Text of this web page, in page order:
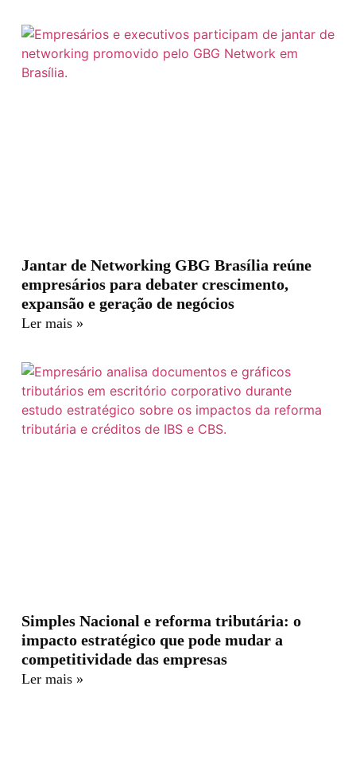
Jantar de Networking GBG Brasília reúne
empresários para debater crescimento,
expansão e geração de negócios
Ler mais »
Simples Nacional e reforma tributária: o
impacto estratégico que pode mudar a
competitividade das empresas
Ler mais »